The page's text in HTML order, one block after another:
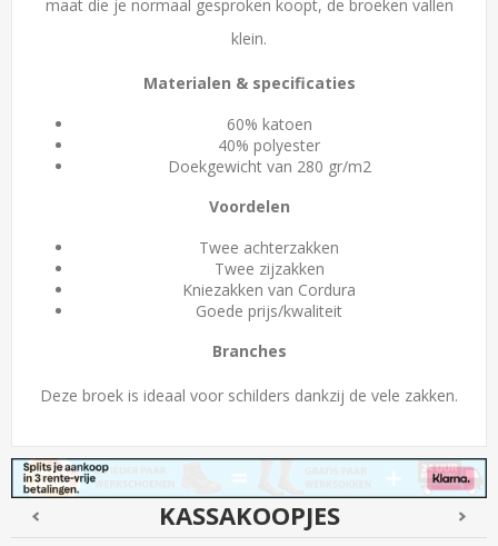
maat die je normaal gesproken koopt, de broeken vallen
klein.
Materialen & specificaties
60% katoen
40% polyester
Doekgewicht van 280 gr/m2
Voordelen
Twee achterzakken
Twee zijzakken
Kniezakken van Cordura
Goede prijs/kwaliteit
Branches
Deze broek is ideaal voor schilders dankzij de vele zakken.
KASSAKOOPJES